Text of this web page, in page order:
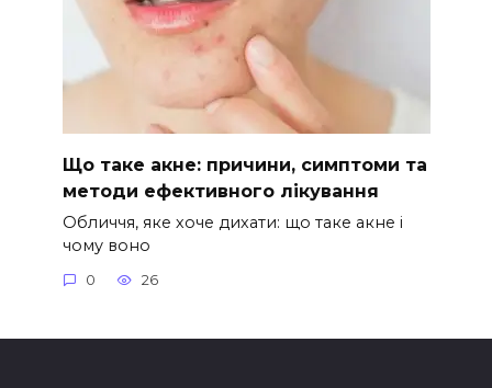
Що таке акне: причини, симптоми та
методи ефективного лікування
Обличчя, яке хоче дихати: що таке акне і
чому воно
0 26